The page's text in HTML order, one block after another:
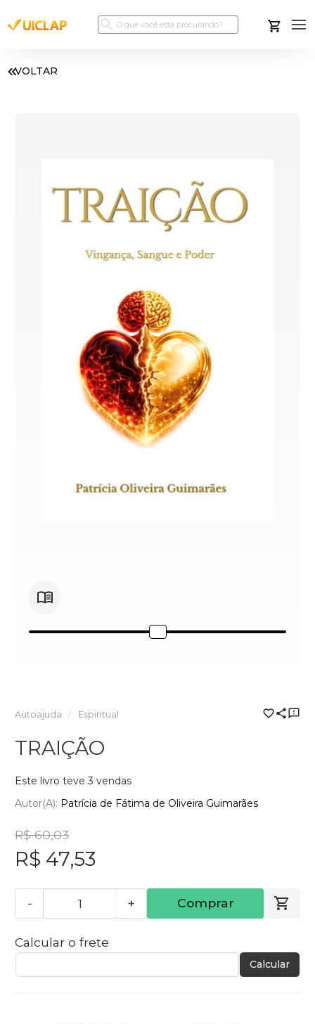
VOLTAR
Autoajuda Espiritual
TRAIÇÃO
Este livro teve 3 vendas
Autor(a): Patrícia de Fátima de Oliveira Guimarães
R$ 60,03
R$ 47,53
- + Comprar
Calcular o frete
Calcular